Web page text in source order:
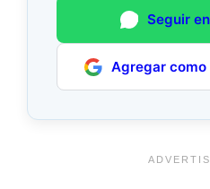
Seguir
Agregar